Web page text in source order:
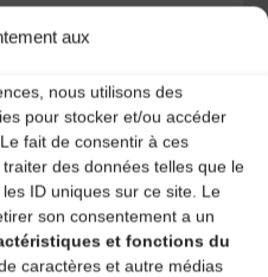
aux
nous utilisons des
pour stocker et/ou accéder
fait de consentir à ces
des données telles que le
ID uniques sur ce site. Le
son consentement a un
et fonctions du
caractères et autre médias
données de vos